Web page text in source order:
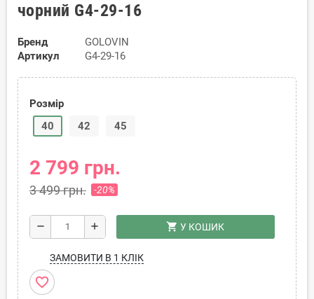
чорний G4-29-16
Бренд
GOLOVIN
Артикул
G4-29-16
Розмір
40
42 45
2 799 грн.
3 499 грн. -20%
remove add shopping_cart У КОШИК
ЗАМОВИТИ В 1 КЛІК
favorite_border